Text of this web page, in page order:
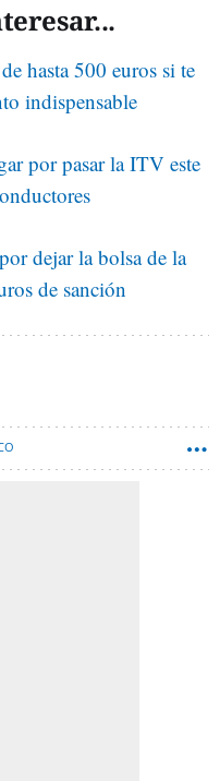
hasta 500 euros si te
indispensable
por pasar la ITV este
dejar la bolsa de la
de sanción